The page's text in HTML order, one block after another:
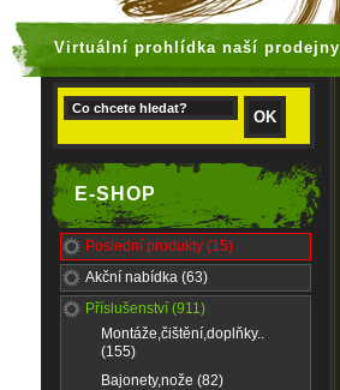
Virtuální prohlídka naší prodejny
E-SHOP
Poslední produkty (15)
Akční nabídka (63)
Příslušenství (911)
Montáže,čištění,doplňky..
(155)
Bajonety,nože (82)